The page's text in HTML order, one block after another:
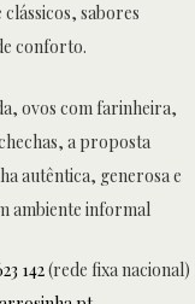
sabores
conforto.
ovos com farinheira,
a proposta
autêntica, generosa e
ambiente informal
142(rede fixa nacional) |